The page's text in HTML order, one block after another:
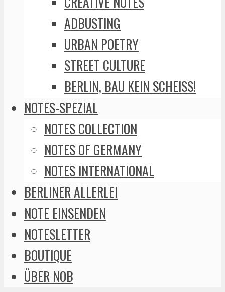
ADBUSTING
URBAN POETRY
STREET CULTURE
BERLIN, BAU KEIN SCHEISS!
NOTES-SPEZIAL
NOTES COLLECTION
NOTES OF GERMANY
NOTES INTERNATIONAL
BERLINER ALLERLEI
NOTE EINSENDEN
NOTESLETTER
BOUTIQUE
ÜBER NOB